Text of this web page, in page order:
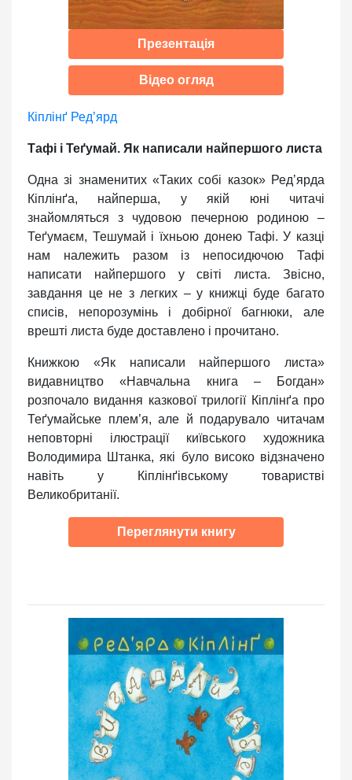
Презентація
Відео огляд
Кіплінґ Ред’ярд
Тафі і Теґумай. Як написали найпершого листа
Одна зі знаменитих «Таких собі казок» Ред’ярда
Кіплінґа, найперша, у якій юні читачі
знайомляться з чудовою печерною родиною –
Теґумаєм, Тешумай і їхньою донею Тафі. У казці
нам належить разом із непосидючою Тафі
написати найпершого у світі листа. Звісно,
завдання це не з легких – у книжці буде багато
списів, непорозумінь і добірної багнюки, але
врешті листа буде доставлено і прочитано.
Книжкою «Як написали найпершого листа»
видавництво «Навчальна книга – Богдан»
розпочало видання казкової трилогії Кіплінґа про
Теґумайське плем’я, але й подарувало читачам
неповторні ілюстрації київського художника
Володимира Штанка, які було високо відзначено
навіть у Кіплінґівському товаристві
Великобританії.
Переглянути книгу